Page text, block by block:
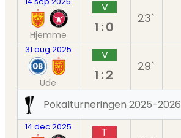
Hjemme
V
1:0
23`
31 aug 2025
Ude
V
1:2
29`
Pokalturneringen 2025-2026
14 dec 2025 T